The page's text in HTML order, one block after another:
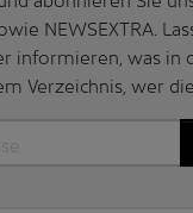
NEWSEXTRA.
informieren, was
Verzeichnis, wer